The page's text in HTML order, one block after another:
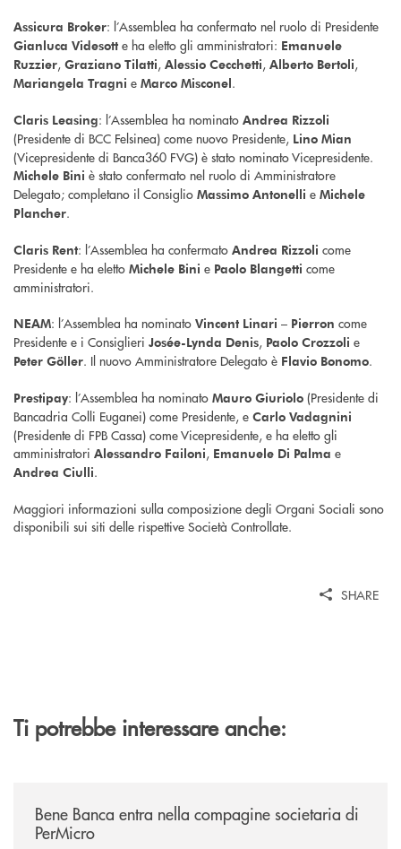
Assicura Broker: l’Assemblea ha confermato nel ruolo di Presidente
Gianluca Videsott e ha eletto gli amministratori: Emanuele
Ruzzier, Graziano Tilatti, Alessio Cecchetti, Alberto Bertoli,
Mariangela Tragni e Marco Misconel.
Claris Leasing: l’Assemblea ha nominato Andrea Rizzoli
(Presidente di BCC Felsinea) come nuovo Presidente, Lino Mian
(Vicepresidente di Banca360 FVG) è stato nominato Vicepresidente.
Michele Bini è stato confermato nel ruolo di Amministratore
Delegato; completano il Consiglio Massimo Antonelli e Michele
Plancher.
Claris Rent: l’Assemblea ha confermato Andrea Rizzoli come
Presidente e ha eletto Michele Bini e Paolo Blangetti come
amministratori.
NEAM: l’Assemblea ha nominato Vincent Linari – Pierron come
Presidente e i Consiglieri Josée-Lynda Denis, Paolo Crozzoli e
Peter Göller. Il nuovo Amministratore Delegato è Flavio Bonomo.
Prestipay: l’Assemblea ha nominato Mauro Giuriolo (Presidente di
Bancadria Colli Euganei) come Presidente, e Carlo Vadagnini
(Presidente di FPB Cassa) come Vicepresidente, e ha eletto gli
amministratori Alessandro Failoni, Emanuele Di Palma e
Andrea Ciulli.
Maggiori informazioni sulla composizione degli Organi Sociali sono
disponibili sui siti delle rispettive Società Controllate.
SHARE
Ti potrebbe interessare anche:
Bene Banca entra nella compagine societaria di
PerMicro